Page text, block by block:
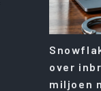
over
miljoen